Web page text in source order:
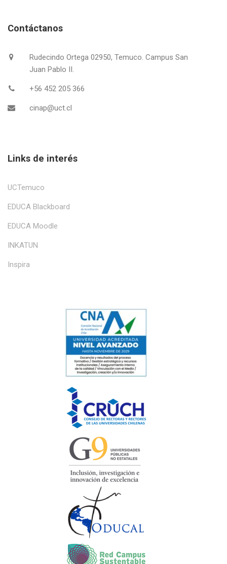
Contáctanos
Rudecindo Ortega 02950, Temuco. Campus San
Juan Pablo II.
+56 452 205 366
cinap@uct.cl
Links de interés
UCTemuco
EDUCA Blackboard
EDUCA Moodle
INKATUN
Inspira